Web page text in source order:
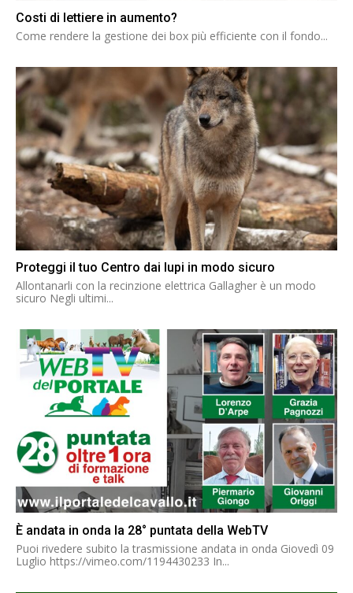
Costi di lettiere in aumento?
Come rendere la gestione dei box più efficiente con il fondo...
Proteggi il tuo Centro dai lupi in modo sicuro
Allontanarli con la recinzione elettrica Gallagher è un modo
sicuro Negli ultimi...
È andata in onda la 28° puntata della WebTV
Puoi rivedere subito la trasmissione andata in onda Giovedì 09
Luglio https://vimeo.com/1194430233 In...